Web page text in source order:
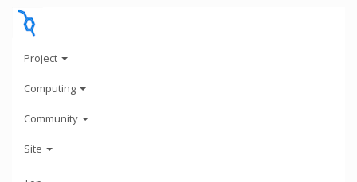
Project
Computing
Community
Site